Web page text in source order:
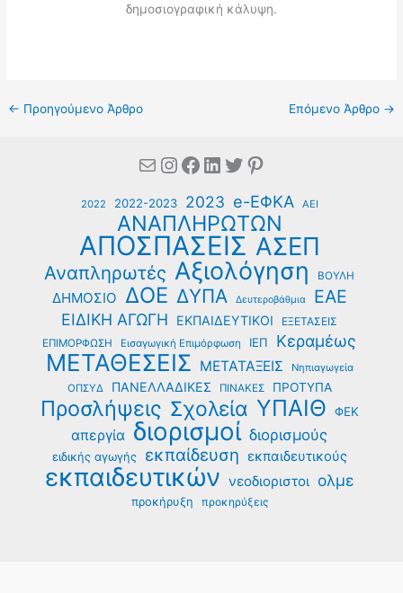
δημοσιογραφική κάλυψη.
← Προηγούμενο Άρθρο Επόμενο Άρθρο →
MailInstagram
Facebook
Linkedin
Twitter
Pinterest
2022 2022-2023 2023 e-ΕΦΚΑ ΑΕΙ
ΑΝΑΠΛΗΡΩΤΩΝ
ΑΠΟΣΠΑΣΕΙΣ ΑΣΕΠ
Αναπληρωτές Αξιολόγηση ΒΟΥΛΗ
ΔΗΜΟΣΙΟ ΔΟΕ ΔΥΠΑ Δευτεροβάθμια ΕΑΕ
ΕΙΔΙΚΗ ΑΓΩΓΗ ΕΚΠΑΙΔΕΥΤΙΚΟΙ ΕΞΕΤΑΣΕΙΣ
ΕΠΙΜΟΡΦΩΣΗ Εισαγωγική Επιμόρφωση ΙΕΠ Κεραμέως
ΜΕΤΑΘΕΣΕΙΣ ΜΕΤΑΤΑΞΕΙΣ
Νηπιαγωγεία
ΟΠΣΥΔ
ΠΑΝΕΛΛΑΔΙΚΕΣ ΠΙΝΑΚΕΣ ΠΡΟΤΥΠΑ
Προσλήψεις Σχολεία ΥΠΑΙΘ ΦΕΚ
απεργία διορισμοί διορισμούς
ειδικής αγωγής εκπαίδευση εκπαιδευτικούς
εκπαιδευτικών νεοδιοριστοι ολμε
προκήρυξη προκηρύξεις